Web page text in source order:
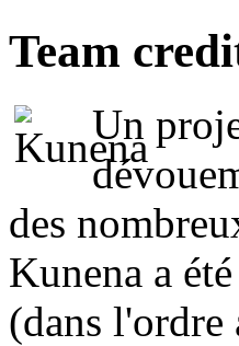
Team
Un
des
Kunena a
(dans l'ordre